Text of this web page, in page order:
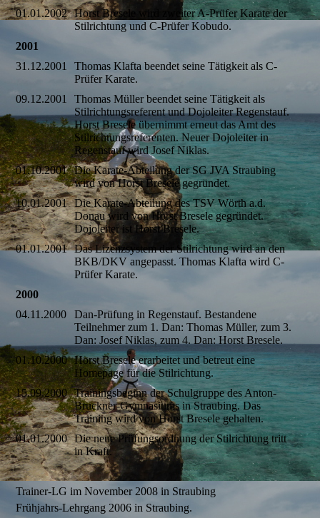
01.01.2002 Horst Bresele wird zweiter A-Prüfer Karate der
Stilrichtung und C-Prüfer Kobudo.
2001
31.12.2001
Thomas Klafta beendet seine Tätigkeit als C-
Prüfer Karate.
09.12.2001
Thomas Müller beendet seine Tätigkeit als
Stilrichtungsreferent und Dojoleiter Regenstauf.
Horst Bresele übernimmt erneut das Amt des
Stilrichtungsreferenten. Neuer Dojoleiter in
Regenstauf wird Josef Niklas.
01.10.2001 Die Karate-Abteilung der SG JVA Straubing
wird von Horst Bresele gegründet.
10.01.2001 Die Karate-Abteilung des TSV Wörth a.d.
Donau wird von Horst Bresele gegründet.
Dojoleiter ist Horst Bresele.
01.01.2001 Das Lizenzsystem der Stilrichtung wird an den
BKB/DKV angepasst. Thomas Klafta wird C-
Prüfer Karate.
2000
04.11.2000
Dan-Prüfung in Regenstauf. Bestandene
Teilnehmer zum 1. Dan: Thomas Müller, zum 3.
Dan: Josef Niklas, zum 4. Dan: Horst Bresele.
01.10.2000 Horst Bresele erarbeitet und betreut eine
Homepage für die Stilrichtung.
15.09.2000 Trainingsbeginn der Schulgruppe des Anton-
Bruckner-Gymnasiums in Straubing. Das
Training wird von Horst Bresele gehalten.
01.01.2000 Die neue Prüfungsordnung der Stilrichtung tritt
in Kraft.
Trainer-LG im November 2008 in Straubing
Frühjahrs-Lehrgang 2006 in Straubing.